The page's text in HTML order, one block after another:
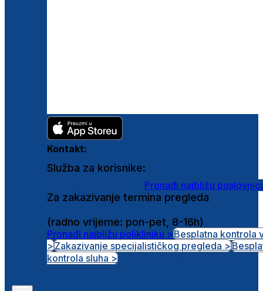
Kontakt:
Služba za korisnike:
Pronađi najbližu
Za zakazivanje termina pregleda
(radno vrijeme: pon-pet, 8-16h)
Pronađi najbližu polikliniku >Besplatna kontrola
>Zakazivanje specijalističkog pregleda >
kontrola sluha >